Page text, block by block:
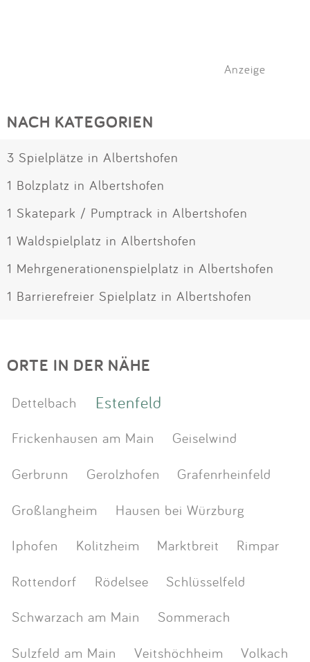
Anzeige
NACH KATEGORIEN
3 Spielplätze in Albertshofen
1 Bolzplatz in Albertshofen
1 Skatepark / Pumptrack in Albertshofen
1 Waldspielplatz in Albertshofen
1 Mehrgenerationenspielplatz in Albertshofen
1 Barrierefreier Spielplatz in Albertshofen
ORTE IN DER NÄHE
Dettelbach Estenfeld
Frickenhausen am Main
Geiselwind
Gerbrunn
Gerolzhofen
Grafenrheinfeld
Großlangheim
Hausen bei Würzburg
Iphofen
Kolitzheim Marktbreit
Rimpar
Rottendorf
Rödelsee
Schlüsselfeld
Schwarzach am Main
Sommerach
Sulzfeld am Main
Veitshöchheim
Volkach